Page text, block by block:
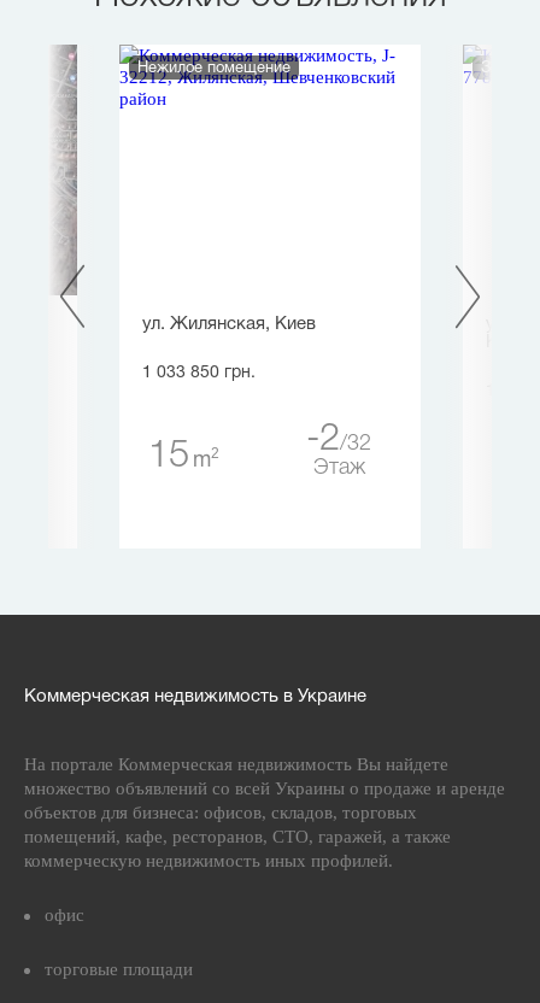
Нежилое помещение
ул. Жилянская, Киев
1 033 850 грн.
15 m2 -2 32
Этаж
Коммерческая недвижимость в Украине
На портале Коммерческая недвижимость Вы найдете
множество объявлений со всей Украины о продаже и аренде
объектов для бизнеса: офисов, складов, торговых
помещений, кафе, ресторанов, СТО, гаражей, а также
коммерческую недвижимость иных профилей.
офис
торговые площади